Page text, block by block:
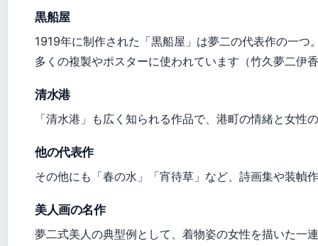
黒船屋
1919年に制作された「黒船屋」は夢二の代表作の一
多くの複製やポスターに使われています（竹久夢二伊
清水港
「清水港」も広く知られる作品で、港町の情緒と女性
他の代表作
その他にも「春の水」「宵待草」など、詩画集や装幀
美人画の名作
夢二式美人の典型例として、着物姿の女性を描いた一